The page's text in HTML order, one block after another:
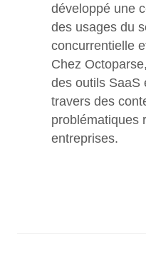
développé une
des usages du
concurrentielle
Chez
des outils SaaS
travers des
problématiques
entreprises.